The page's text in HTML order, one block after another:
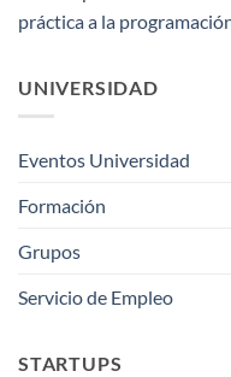
práctica a la
UNIVERSIDAD
Eventos Universidad
Formación
Grupos
Servicio de Empleo
STARTUPS